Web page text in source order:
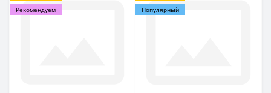
Рекомендуем
Популярный